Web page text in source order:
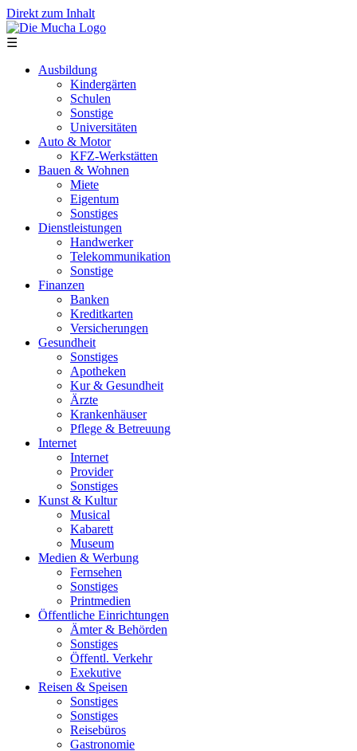
Direkt zum Inhalt
☰
Ausbildung
Kindergärten
Schulen
Sonstige
Universitäten
Auto & Motor
KFZ-Werkstätten
Bauen & Wohnen
Miete
Eigentum
Sonstiges
Dienstleistungen
Handwerker
Telekommunikation
Sonstige
Finanzen
Banken
Kreditkarten
Versicherungen
Gesundheit
Sonstiges
Apotheken
Kur & Gesundheit
Ärzte
Krankenhäuser
Pflege & Betreuung
Internet
Internet
Provider
Sonstiges
Kunst & Kultur
Musical
Kabarett
Museum
Medien & Werbung
Fernsehen
Sonstiges
Printmedien
Öffentliche Einrichtungen
Ämter & Behörden
Sonstiges
Öffentl. Verkehr
Exekutive
Reisen & Speisen
Sonstiges
Sonstiges
Reisebüros
Gastronomie